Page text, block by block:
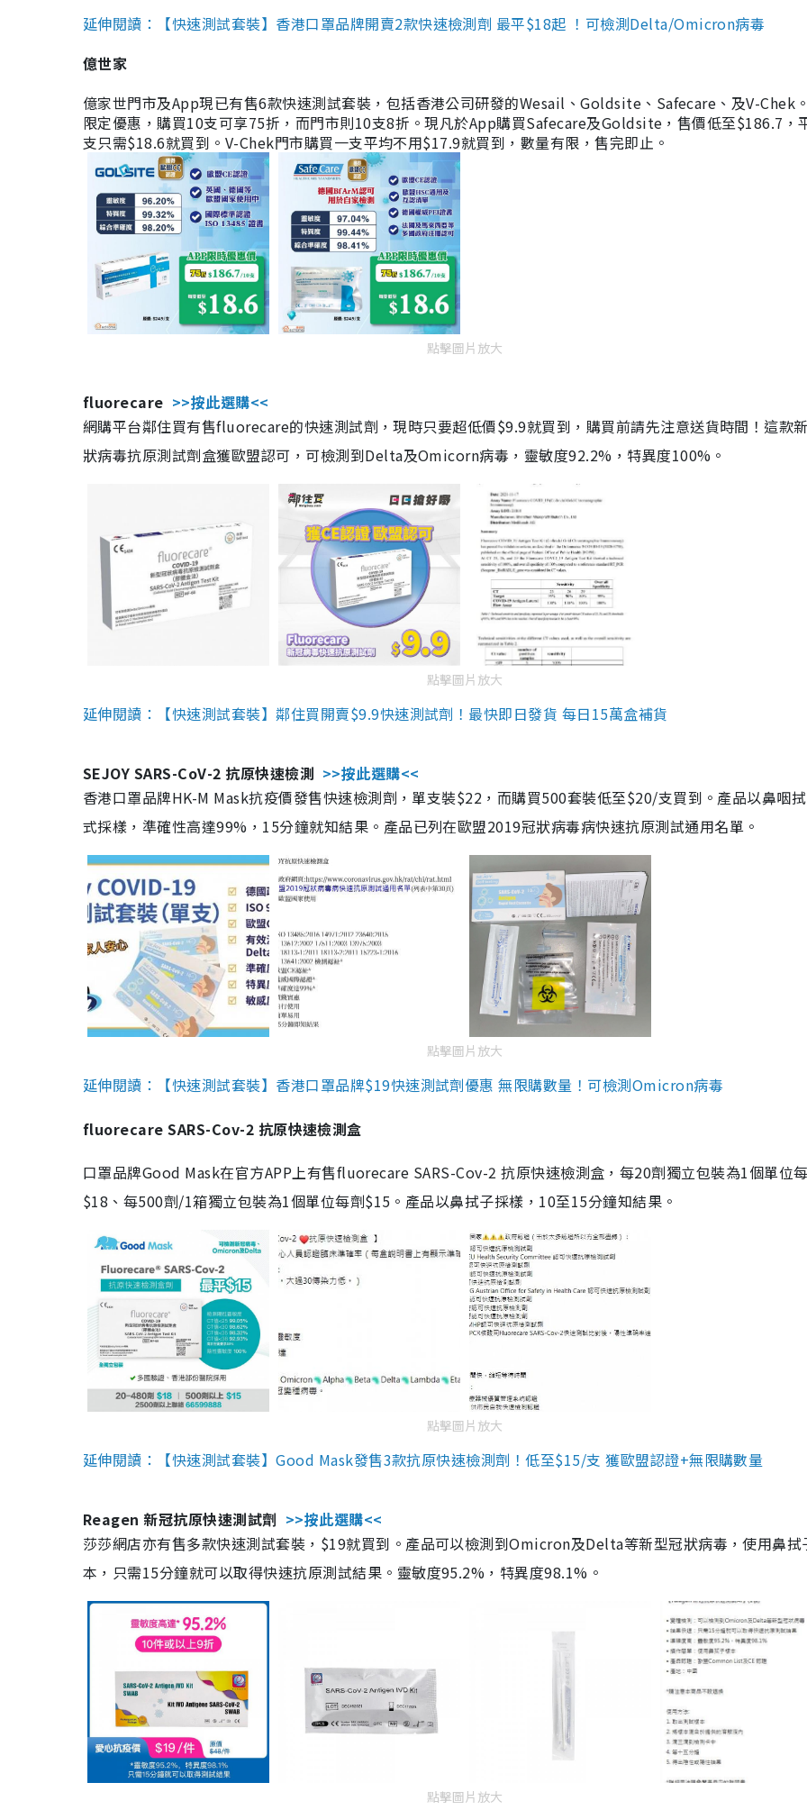
延伸閱讀：【快速測試套裝】香港口罩品牌開賣2款快速檢測劑 最平$18起 ！可檢測Delta/Omicron病毒
億世家
億家世門市及App現已有售6款快速測試套裝，包括香港公司研發的Wesail、Goldsite、Safecare、及V-Chek
限定優惠，購買10支可享75折，而門市則10支8折。現凡於App購買Safecare及Goldsite，售價低至$186.7，
支只需$18.6就買到。V-Chek門市購買一支平均不用$17.9就買到，數量有限，售完即止。
點擊圖片放大
fluorecare >>按此選購<<
網購平台鄰住買有售fluorecare的快速測試劑，現時只要超低價$9.9就買到，購買前請先注意送貨時間！這款
狀病毒抗原測試劑盒獲歐盟認可，可檢測到Delta及Omicorn病毒，靈敏度92.2%，特異度100%。
點擊圖片放大
延伸閱讀：【快速測試套裝】鄰住買開賣$9.9快速測試劑！最快即日發貨 每日15萬盒補貨
SEJOY SARS-CoV-2 抗原快速檢測 >>按此選購<<
香港口罩品牌HK-M Mask抗疫價發售快速檢測劑，單支裝$22，而購買500套裝低至$20/支買到。產品以鼻咽
式採樣，準確性高達99%，15分鐘就知結果。產品已列在歐盟2019冠狀病毒病快速抗原測試通用名單。
點擊圖片放大
延伸閱讀：【快速測試套裝】香港口罩品牌$19快速測試劑優惠 無限購數量！可檢測Omicron病毒
fluorecare SARS-Cov-2 抗原快速檢測盒
口罩品牌Good Mask在官方APP上有售fluorecare SARS-Cov-2 抗原快速檢測盒，每20劑獨立包裝為1個單位
$18、每500劑/1箱獨立包裝為1個單位每劑$15。產品以鼻拭子採樣，10至15分鐘知結果。
點擊圖片放大
延伸閱讀：【快速測試套裝】Good Mask發售3款抗原快速檢測劑！低至$15/支 獲歐盟認證+無限購數量
Reagen 新冠抗原快速測試劑 >>按此選購<<
莎莎網店亦有售多款快速測試套裝，$19就買到。產品可以檢測到Omicron及Delta等新型冠狀病毒，使用鼻拭
本，只需15分鐘就可以取得快速抗原測試結果。靈敏度95.2%，特異度98.1%。
點擊圖片放大